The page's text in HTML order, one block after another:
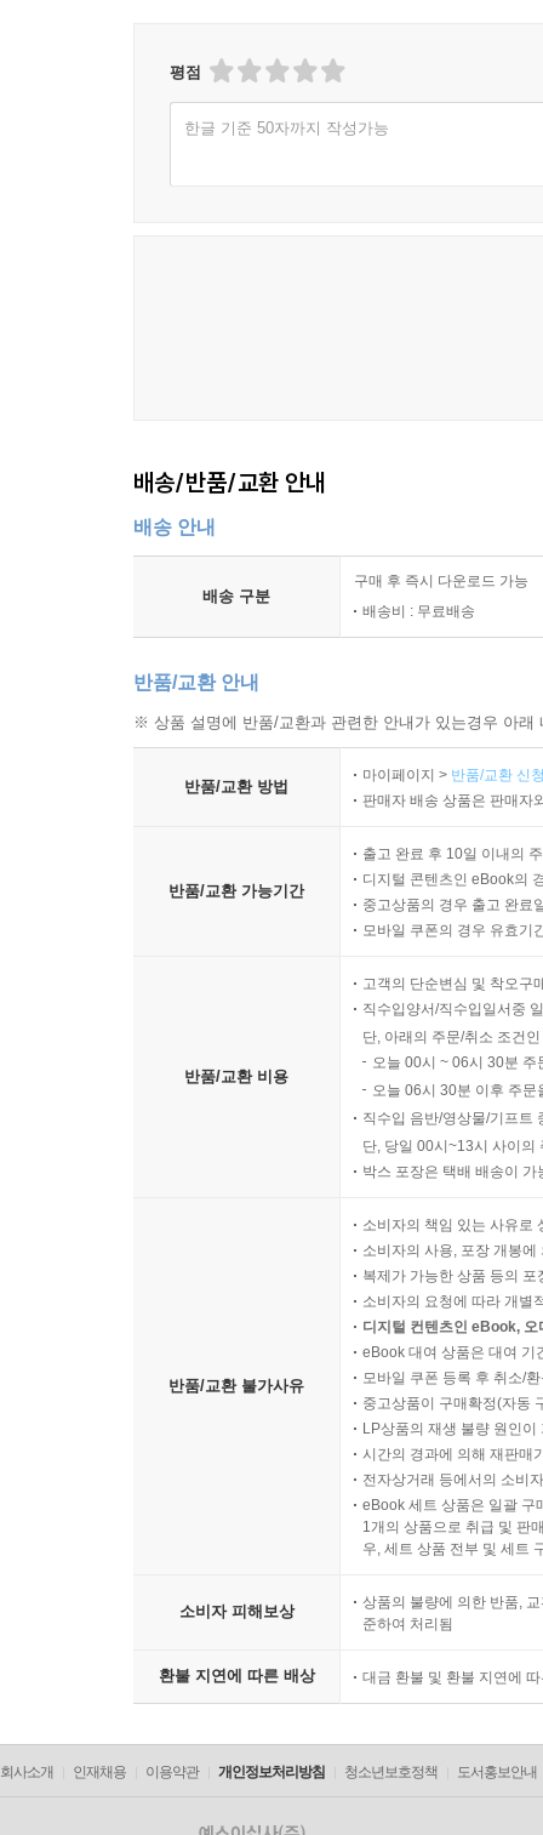
1절. 보내는 사람이 지켜야 할 포장과 기재 원칙
2절. 받는 사람이 해야 할 수령 확인 습관
3절. 고가품·신선식품·선물 배송의 사고 예방법
평점
한글 기준 50자까지 작성가능
배송/반품/교환 안내
배송 안내
배송 구분
구매 후 즉시 다운로드 가능
배송비 : 무료배송
반품/교환 안내
※ 상품 설명에 반품/교환과 관련한 안내가 있는경우 아
반품/교환 방법
마이페이지 > 반품/교환 신
판매자 배송 상품은 판매자
반품/교환 가능기간
출고 완료 후 10일 이내의
디지털 콘텐츠인 eBook의
중고상품의 경우 출고 완료
모바일 쿠폰의 경우 유효기
반품/교환 비용
고객의 단순변심 및 착오구
직수입양서/직수입일서중
단, 아래의 주문/취소 조건
오늘 00시 ~ 06시 30분
오늘 06시 30분 이후 주
직수입 음반/영상물/기프트
단, 당일 00시~13시 사이의
박스 포장은 택배 배송이
반품/교환 불가사유
소비자의 책임 있는 사유로
소비자의 사용, 포장 개봉
복제가 가능한 상품 등의
소비자의 요청에 따라 개별
디지털 컨텐츠인 eBook,
eBook 대여 상품은 대여 기
모바일 쿠폰 등록 후 취소/
중고상품이 구매확정(자동
LP상품의 재생 불량 원인
시간의 경과에 의해 재판매
전자상거래 등에서의 소비
eBook 세트 상품은 일괄 구
1개의 상품으로 취급 및 판
우, 세트 상품 전부 및 세트
소비자 피해보상
상품의 불량에 의한 반품,
준하여 처리됨
환불 지연에 따른 배상 대금 환불 및 환불 지연에
회사소개 인재채용 이용약관 개인정보처리방침 청소년보호정책 도서홍보안내